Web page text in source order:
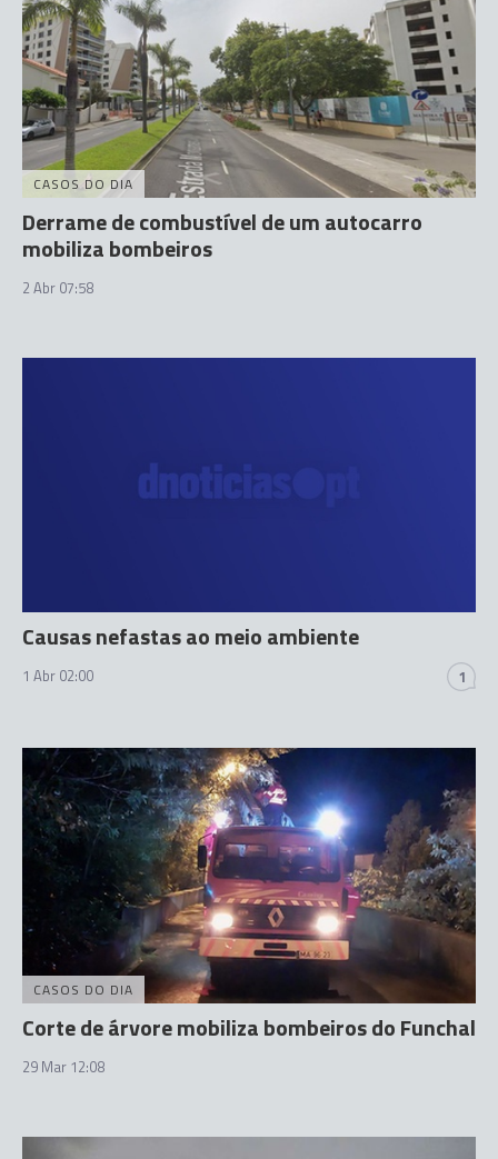
CASOS DO DIA
Derrame de combustível de um autocarro
mobiliza bombeiros
2 Abr 07:58
Causas nefastas ao meio ambiente
1 Abr 02:00 1
CASOS DO DIA
Corte de árvore mobiliza bombeiros do Funchal
29 Mar 12:08